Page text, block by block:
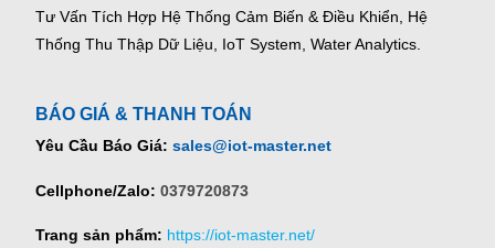
Tư Vấn Tích Hợp Hệ Thống Cảm Biến & Điều Khiển, Hệ
Thống Thu Thập Dữ Liệu, IoT System, Water Analytics.
BÁO GIÁ & THANH TOÁN
Yêu Cầu Báo Giá: sales@iot-master.net
Cellphone/Zalo: 0379720873
Trang sản phẩm: https://iot-master.net/